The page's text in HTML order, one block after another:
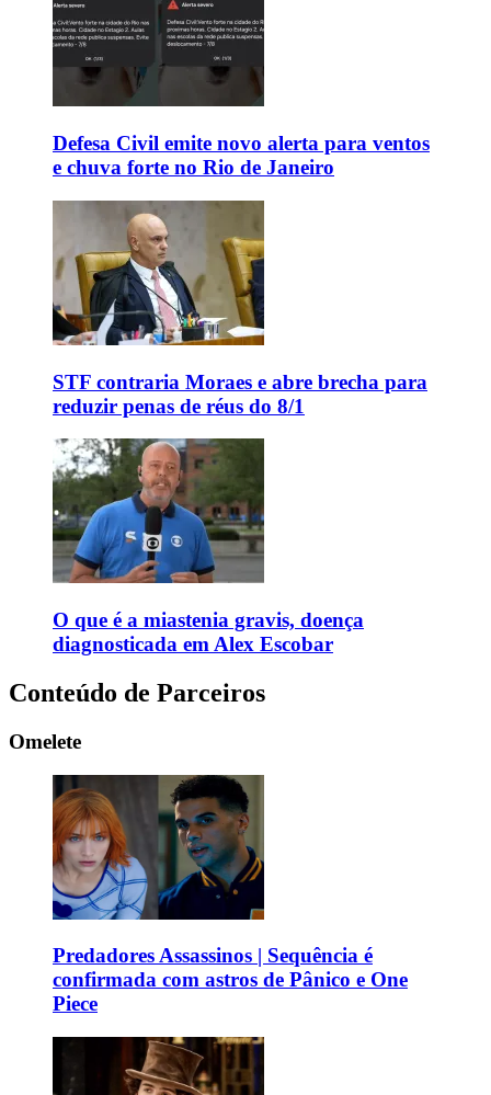
Defesa Civil emite novo alerta para ventos
e chuva forte no Rio de Janeiro
STF contraria Moraes e abre brecha para
reduzir penas de réus do 8/1
O que é a miastenia gravis, doença
diagnosticada em Alex Escobar
Conteúdo de Parceiros
Omelete
Predadores Assassinos | Sequência é
confirmada com astros de Pânico e One
Piece